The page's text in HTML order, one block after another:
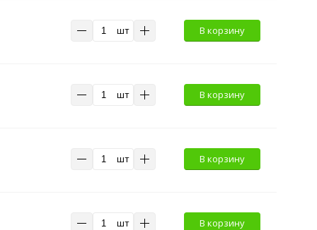
шт В корзину
шт В корзину
шт В корзину
шт В корзину